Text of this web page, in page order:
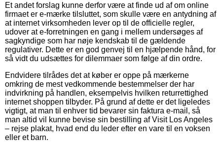
Et andet forslag kunne derfor være at finde ud af om online
firmaet er e-mærke tilsluttet, som skulle være en antydning af
at internet virksomheden lever op til de officielle regler,
udover at e-forretningen en gang i mellem undersøges af
sagkyndige som har nøje kendskab til de gældende
regulativer. Dette er en god genvej til en hjælpende hånd, for
så vidt du udsættes for dilemmaer som følge af din ordre.
Endvidere tilrådes det at køber er oppe på mærkerne
omkring de mest vedkommende bestemmelser der har
indvirkning på handlen, eksempelvis hvilken returrettighed
internet shoppen tilbyder. På grund af dette er det ligeledes
vigtigt, at man til enhver tid bevarer sin faktura e-mail, så
man altid vil kunne bevise sin bestilling af Visit Los Angeles
– rejse plakat, hvad end du leder efter en vare til en voksen
eller et barn.